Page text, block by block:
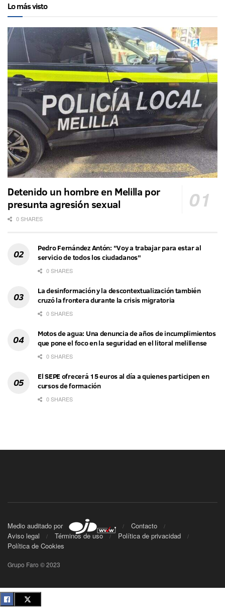
Lo más visto
Detenido un hombre en Melilla por
presunta agresión sexual
0 SHARES
Pedro Fernández Antón: "Voy a trabajar para estar al
servicio de todos los ciudadanos"
0 SHARES
La desinformación y la descontextualización también
cruzó la frontera durante la crisis migratoria
0 SHARES
Motos de agua: Una denuncia de años de incumplimientos
que pone el foco en la seguridad en el litoral melillense
0 SHARES
El SEPE ofrecerá 15 euros al día a quienes participen en
cursos de formación
0 SHARES
Medio auditado por
Contacto
Aviso legal
Términos de uso
Política de privacidad
Política de Cookies
Grupo Faro © 2023